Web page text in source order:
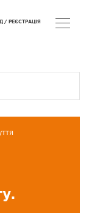
/ РЕЄСТРАЦІЯ